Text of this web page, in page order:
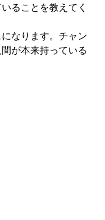
ることを教えてく
なります。チャン
が本来持っている